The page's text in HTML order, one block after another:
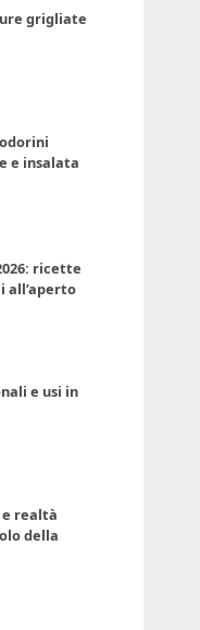
grigliate
e insalata
ricette
all’aperto
e usi in
e realtà
della